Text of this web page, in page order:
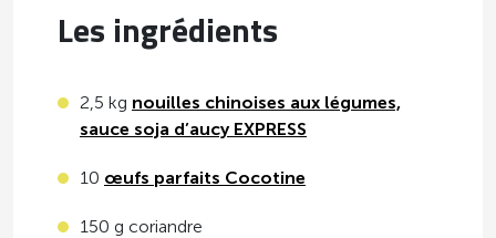
Les ingrédients
2,5 kg nouilles chinoises aux légumes,
sauce soja d’aucy EXPRESS
10 œufs parfaits Cocotine
150 g coriandre